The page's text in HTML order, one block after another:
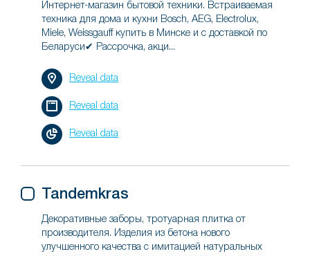
Интернет-магазин бытовой техники. Встраиваемая
техника для дома и кухни Bosch, AEG, Electrolux,
Miele, Weissgauff купить в Минске и с доставкой по
Беларуси✔ Рассрочка, акци...
Reveal data
Reveal data
Reveal data
Tandemkras
Декоративные заборы, тротуарная плитка от
производителя. Изделия из бетона нового
улучшенного качества с имитацией натуральных